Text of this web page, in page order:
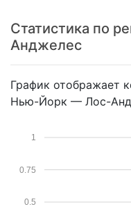
Статистика по
Анджелес
График отображает
Нью-Йорк — Лос-
0.5
0.75
1